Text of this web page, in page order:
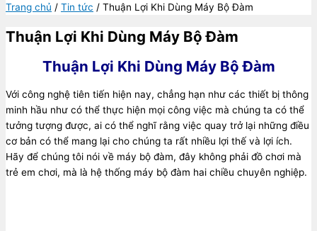
Trang chủ / Tin tức / Thuận Lợi Khi Dùng Máy Bộ Đàm
Thuận Lợi Khi Dùng Máy Bộ Đàm
Thuận Lợi Khi Dùng Máy Bộ Đàm
Với công nghệ tiên tiến hiện nay, chẳng hạn như các thiết bị thông
minh hầu như có thể thực hiện mọi công việc mà chúng ta có thể
tưởng tượng được, ai có thể nghĩ rằng việc quay trở lại những điều
cơ bản có thể mang lại cho chúng ta rất nhiều lợi thế và lợi ích.
Hãy để chúng tôi nói về máy bộ đàm, đây không phải đồ chơi mà
trẻ em chơi, mà là hệ thống máy bộ đàm hai chiều chuyên nghiệp.